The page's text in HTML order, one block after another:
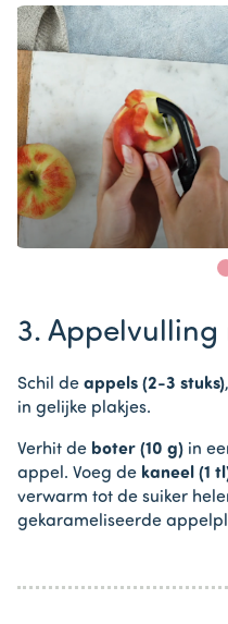
of
3. Appelvulling
Schil de appels (2-3 stuks)
in gelijke plakjes.
Verhit de boter (10 g) in
appel. Voeg de kaneel (1
verwarm tot de suiker
gekarameliseerde